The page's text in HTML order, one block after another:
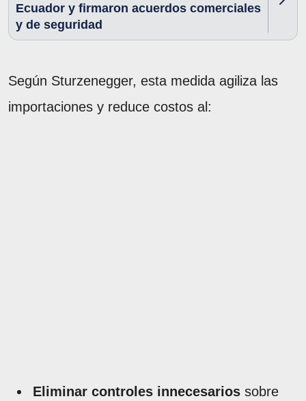
Ecuador y firmaron acuerdos comerciales
y de seguridad
Según Sturzenegger, esta medida agiliza las
importaciones y reduce costos al:
Eliminar controles innecesarios sobre